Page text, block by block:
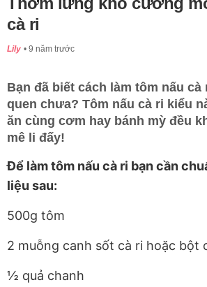
cà ri
Lily 9 năm trước
Bạn đã biết cách làm tôm nấu
quen chưa? Tôm nấu cà ri kiểu
ăn cùng cơm hay bánh mỳ đều
mê li đấy!
Để làm tôm nấu cà ri bạn cần
liệu sau:
500g tôm
2 muỗng canh sốt cà ri hoặc bột
½ quả chanh